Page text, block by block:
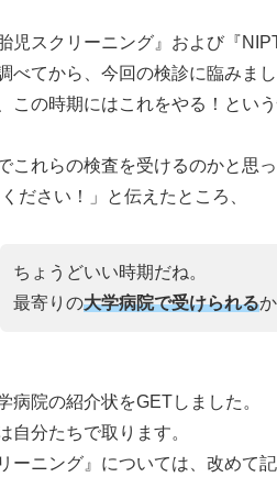
児スクリーニング』および『
べてから、今回の検診に臨みまし
この時期にはこれをやる！とい
これらの検査を受けるのかと思
ください！」と伝えたところ、
ちょうどいい時期だね。
最寄りの大学病院で受けられる
病院の紹介状をGETしました。
自分たちで取ります。
ーニング』については、改めて